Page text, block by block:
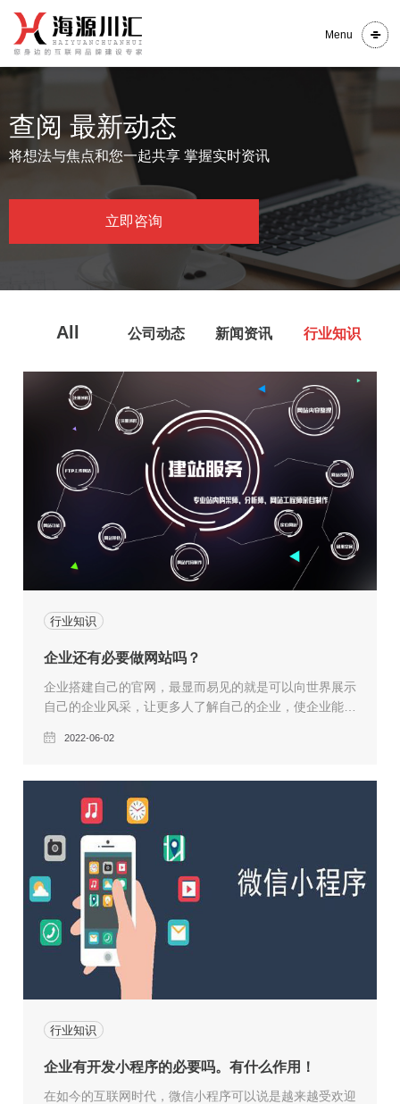
Menu
查阅 最新动态
将想法与焦点和您一起共享 掌握实时资讯
立即咨询
All 公司动态 新闻资讯 行业知识
行业知识
企业还有必要做网站吗？
企业搭建自己的官网，最显而易见的就是可以向世界展示
自己的企业风采，让更多人了解自己的企业，使企业能够
2022-06-02
行业知识
企业有开发小程序的必要吗。有什么作用！
在如今的互联网时代，微信小程序可以说是越来越受欢迎